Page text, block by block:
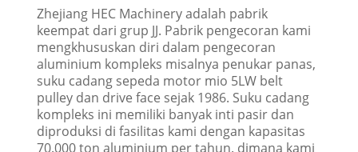
Zhejiang HEC Machinery adalah pabrik
keempat dari grup JJ. Pabrik pengecoran kami
mengkhususkan diri dalam pengecoran
aluminium kompleks misalnya penukar panas,
suku cadang sepeda motor mio 5LW belt
pulley dan drive face sejak 1986. Suku cadang
kompleks ini memiliki banyak inti pasir dan
diproduksi di fasilitas kami dengan kapasitas
70.000 ton aluminium per tahun. dimana kami